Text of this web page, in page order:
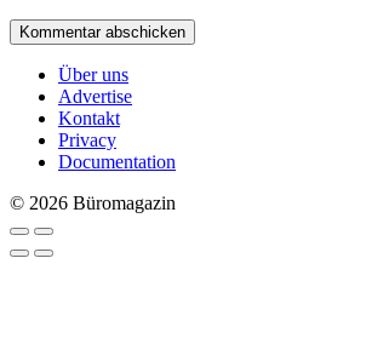
Über uns
Advertise
Kontakt
Privacy
Documentation
© 2026 Büromagazin